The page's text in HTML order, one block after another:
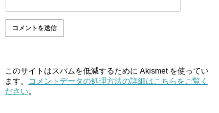
このサイトはスパムを低減するために Akismet を使ってい
ます。
コメントデータの処理方法の詳細はこちらをご覧く
ださい。